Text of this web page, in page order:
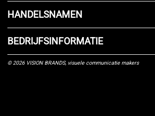
HANDELSNAMEN
BEDRIJFSINFORMATIE
© 2026 VISION BRANDS, visuele communicatie makers